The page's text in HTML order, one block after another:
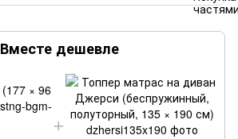
Вместе дешевле